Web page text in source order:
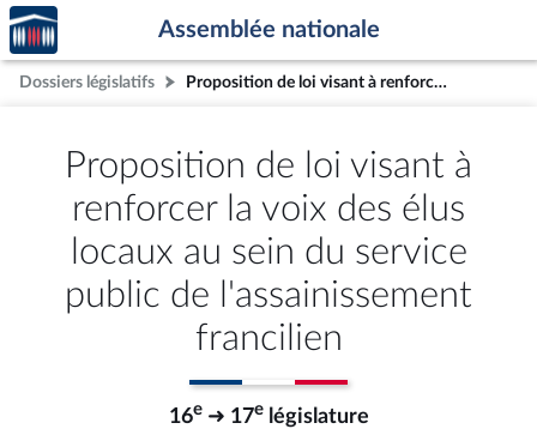
Aller au contenu
Aller en bas de la page
Accèder
à la
page
d'accueil
Assemblée nationale
Dossiers législatifs Proposition de loi visant à renforcer la voix des élus locaux au sein du service public de l'assainissement francilien
Proposition de loi visant à
renforcer la voix des élus
locaux au sein du service
public de l'assainissement
francilien
16e➜ 17elégislature